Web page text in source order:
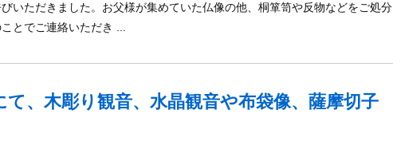
いただきました。お父様が集めていた仏像の他、桐箪笥や反物などをご処分
とでご連絡いただき ...
て、木彫り観音、水晶観音や布袋像、薩摩切子